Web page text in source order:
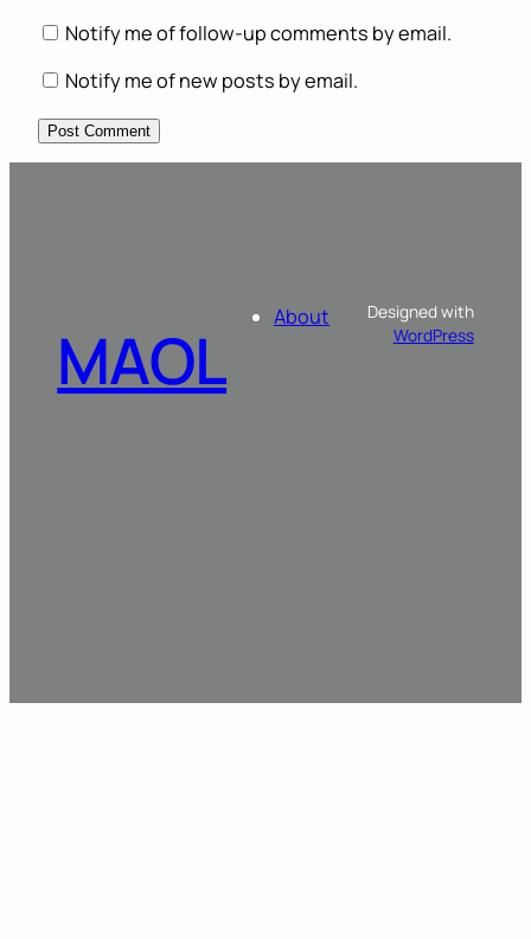
Notify me of follow-up comments by email.
Notify me of new posts by email.
MAOL About
Designed with
WordPress